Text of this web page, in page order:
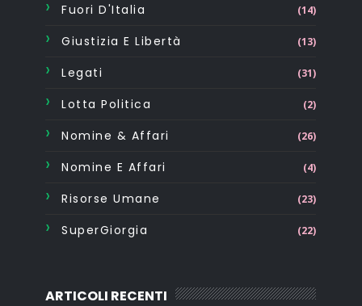
Fuori D'Italia (14)
Giustizia E Libertà (13)
Legati (31)
Lotta Politica (2)
Nomine & Affari (26)
Nomine E Affari (4)
Risorse Umane (23)
SuperGiorgia (22)
ARTICOLI RECENTI